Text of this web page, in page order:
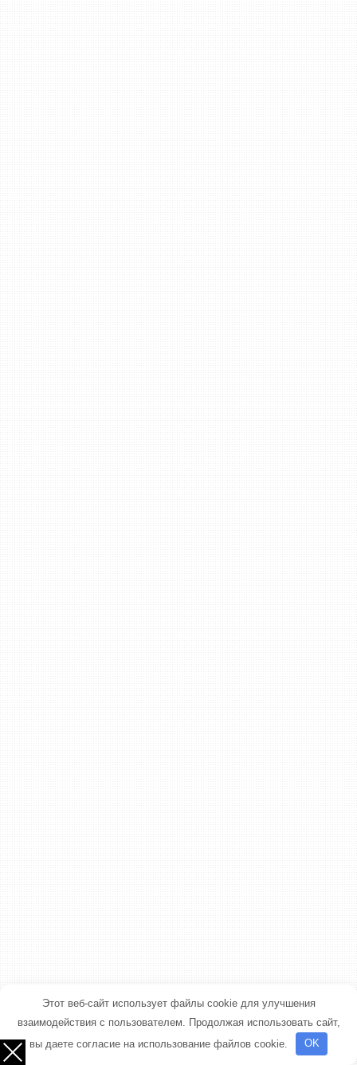
Этот веб-сайт использует файлы cookie для улучшения
взаимодействия с пользователем. Продолжая использовать сайт,
вы даете согласие на использование файлов cookie.
OK